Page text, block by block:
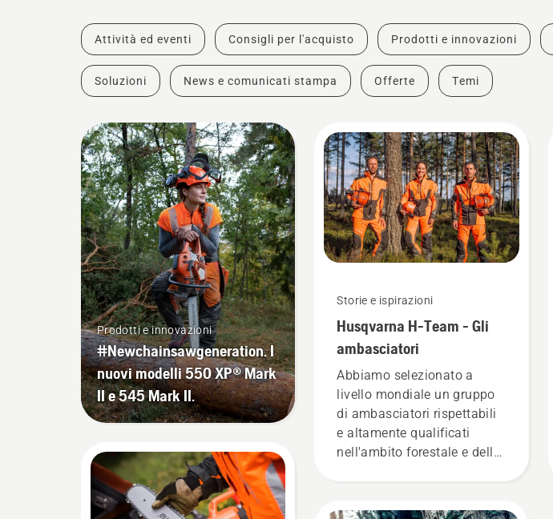
Attività ed eventi Consigli per l'acquisto Prodotti e innovazioni
Soluzioni News e comunicati stampa Offerte Temi
Prodotti e innovazioni
#Newchainsawgeneration. I
nuovi modelli 550 XP® Mark
II e 545 Mark II.
Storie e ispirazioni
Husqvarna H-Team - Gli
ambasciatori
Abbiamo selezionato a
livello mondiale un gruppo
di ambasciatori rispettabili
e altamente qualificati
nell'ambito forestale e della
il nostro H-team. E sono loro